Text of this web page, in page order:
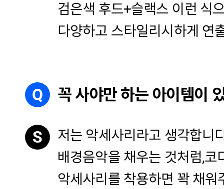
검은색 후드+슬랙스 이런 식
다양하고 스타일리시하게 연
Q 꼭 사야만 하는 아이템이
S
저는 악세사리라고 생각합니
배경음악을 채우는 것처럼,코
악세사리를 착용하면 꽉 채워